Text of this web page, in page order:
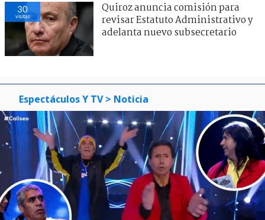
30
visitas
Quiroz anuncia comisión para
revisar Estatuto Administrativo y
adelanta nuevo subsecretario
Espectáculos Y TV > Noticia